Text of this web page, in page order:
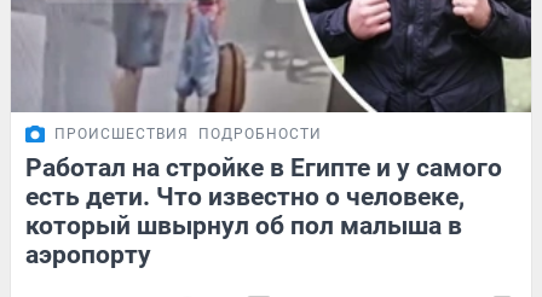
ПРОИСШЕСТВИЯ ПОДРОБНОСТИ
Работал на стройке в Египте и у самого
есть дети. Что известно о человеке,
который швырнул об пол малыша в
аэропорту